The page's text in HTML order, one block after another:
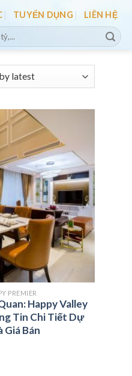
TUYỂN DỤNG LIÊN HỆ
PREMIER
Happy Valley
Tin Chi Tiết Dự
Giá Bán